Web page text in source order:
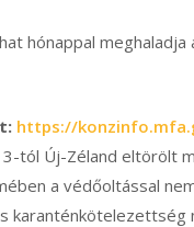
hónappal
https://
tól Új-Zéland eltörölt
a védőoltással
karanténkötelezettség